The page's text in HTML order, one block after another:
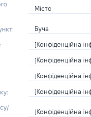
Місто
Буча
[Конфіденційна
[Конфіденційна
[Конфіденційна
[Конфіденційна
[Конфіденційна